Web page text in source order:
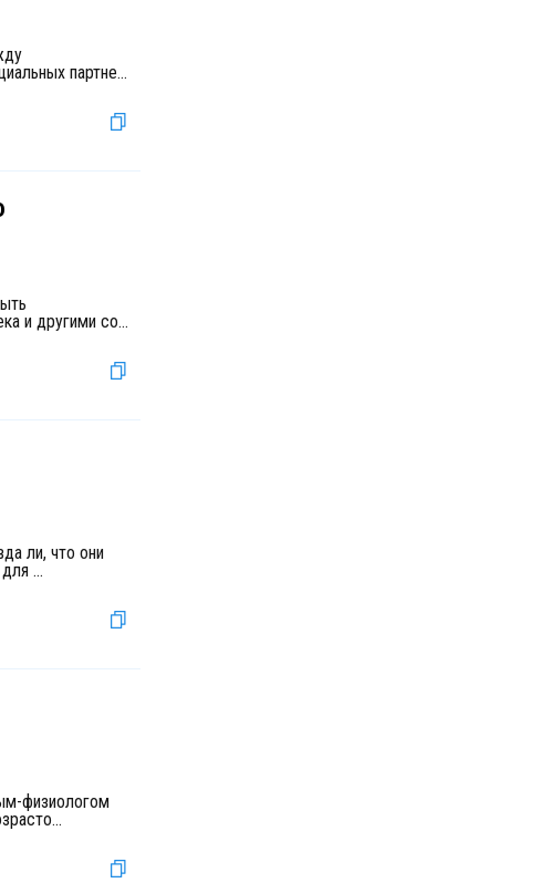
партне...
и другими со...
ли, что они
...
физиологом
...